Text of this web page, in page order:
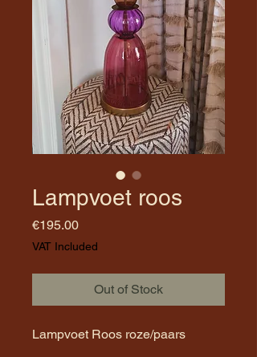
Lampvoet roos
€195.00Price
VAT Included
Out of Stock
Lampvoet Roos roze/paars